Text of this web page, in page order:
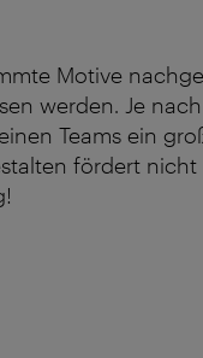
Motive
werden. Je
Teams ein
fördert